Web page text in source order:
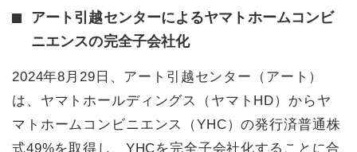
アート引越センターによるヤマトホームコンビ
ニエンスの完全子会社化
2024年8月29日、アート引越センター（アート）
は、ヤマトホールディングス（ヤマトHD）からヤ
マトホームコンビニエンス（YHC）の発行済普通株
式49%を取得し、YHCを完全子会社化することに合